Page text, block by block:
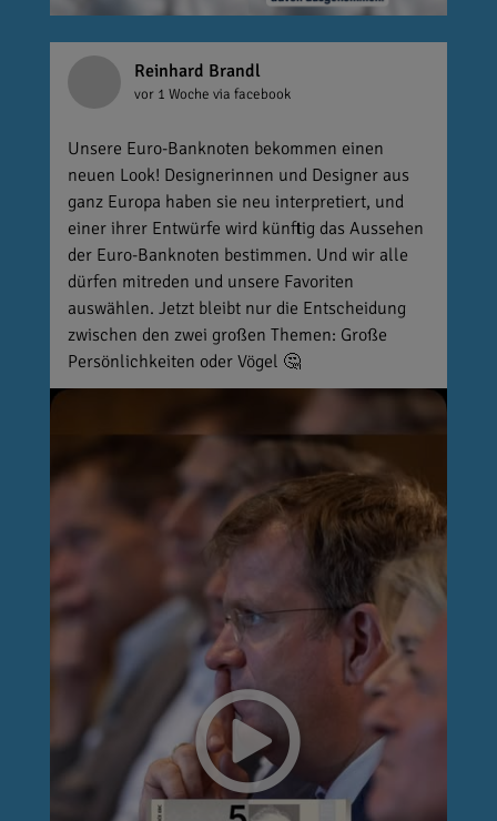
Reinhard Brandl
vor 1 Woche via facebook
Unsere Euro-Banknoten bekommen einen
neuen Look! Designerinnen und Designer aus
ganz Europa haben sie neu interpretiert, und
einer ihrer Entwürfe wird künftig das Aussehen
der Euro-Banknoten bestimmen. Und wir alle
dürfen mitreden und unsere Favoriten
auswählen. Jetzt bleibt nur die Entscheidung
zwischen den zwei großen Themen: Große
Persönlichkeiten oder Vögel 🤔